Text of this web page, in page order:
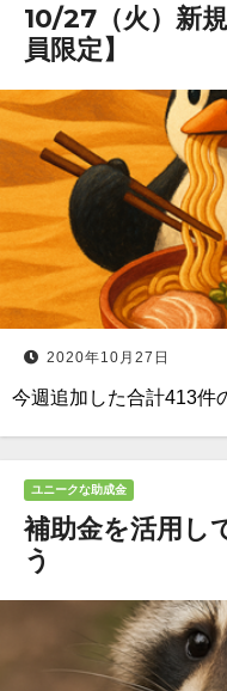
10/27（火）新
員限定】
2020年10月27日
今週追加した合計413件
ユニークな助成金
補助金を活用し
う